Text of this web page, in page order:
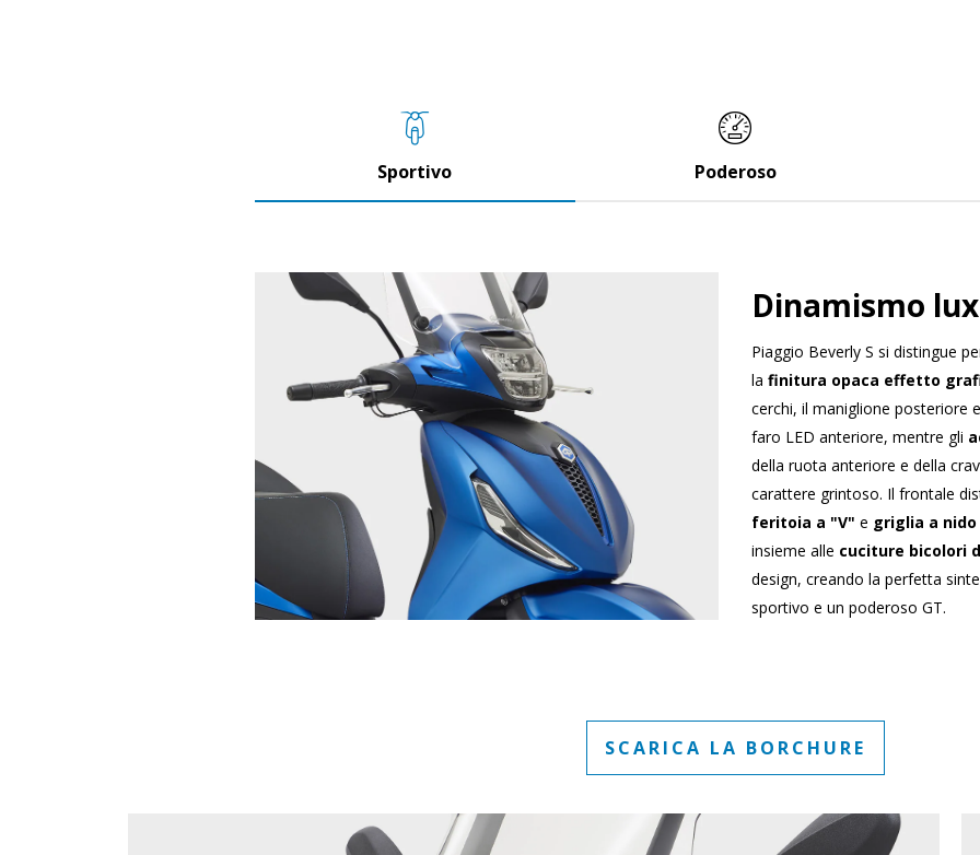
Sportivo Poderoso
Dinamismo
Piaggio Beverly S si distingue
la finitura opaca effetto
cerchi, il maniglione posteriore
faro LED anteriore, mentre gli
della ruota anteriore e della
carattere grintoso. Il frontale
feritoia a "V" e griglia a
insieme alle cuciture bicolori
design, creando la perfetta
sportivo e un poderoso GT.
SCARICA LA BORCHURE